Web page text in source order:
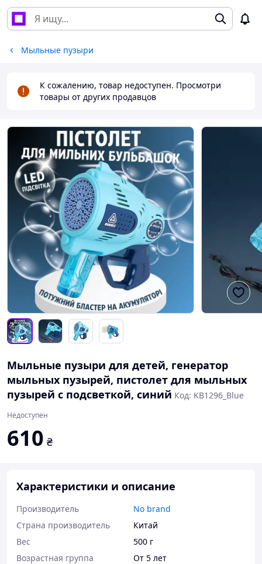
Мыльные пузыри
К сожалению, товар недоступен. Просмотри
товары от других продавцов
Мыльные пузыри для детей, генератор
мыльных пузырей, пистолет для мыльных
пузырей с подсветкой, синий Код: KB1296_Blue
Недоступен
610 ₴
Характеристики и описание
Производитель
No brand
Страна производитель
Китай
Вес
500 г
Возрастная группа
От 5 лет